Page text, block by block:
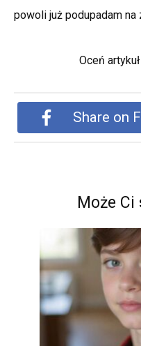
powoli już podupadam na
Oceń artykuł
Share on
Może